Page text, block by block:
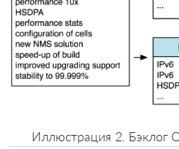
Иллюстрация 2. Бэклог